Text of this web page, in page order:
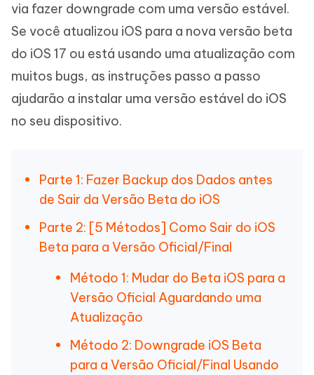
via fazer downgrade com uma versão estável.
Se você atualizou iOS para a nova versão beta
do iOS 17 ou está usando uma atualização com
muitos bugs, as instruções passo a passo
ajudarão a instalar uma versão estável do iOS
no seu dispositivo.
Parte 1: Fazer Backup dos Dados antes
de Sair da Versão Beta do iOS
Parte 2: [5 Métodos] Como Sair do iOS
Beta para a Versão Oficial/Final
Método 1: Mudar do Beta iOS para a
Versão Oficial Aguardando uma
Atualização
Método 2: Downgrade iOS Beta
para a Versão Oficial/Final Usando